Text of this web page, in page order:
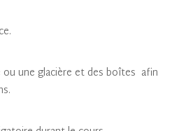
ou une glacière et des boîtes afin